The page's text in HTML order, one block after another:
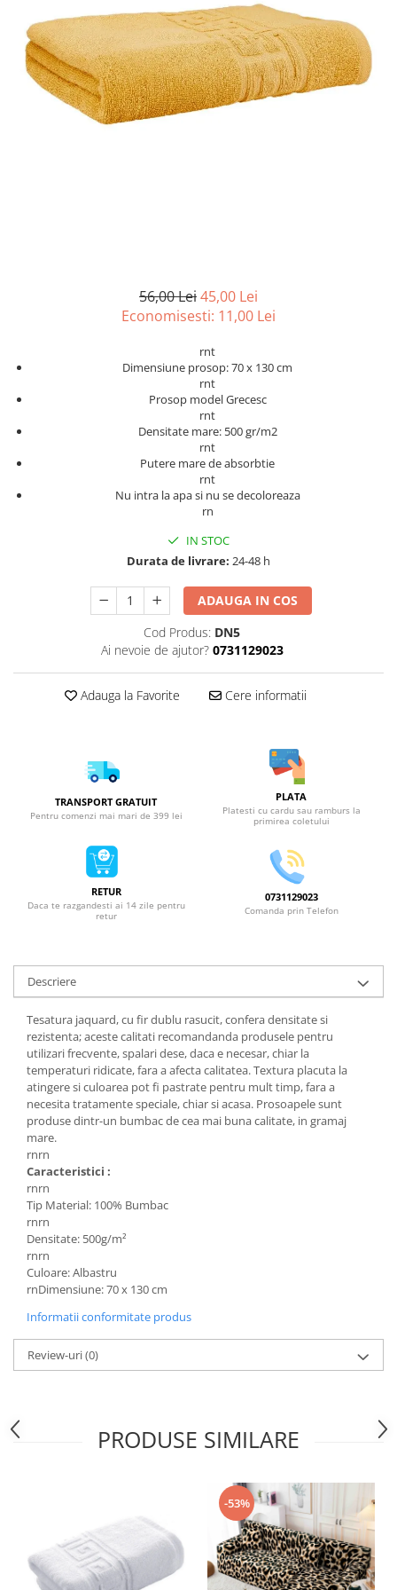
Lenjerii de pat Bumbac Poplin
Lenjerii de pat Catifea
Lenjerii de pat Damasc
Lenjerii de pat Finet + 2 Draperii
56,00 Lei45,00 Lei
Economisesti: 11,00 Lei
rnt
Dimensiune prosop: 70 x 130 cm
rnt
Prosop model Grecesc
rnt
Densitate mare: 500 gr/m2
rnt
Putere mare de absorbtie
rnt
Nu intra la apa si nu se decoloreaza
rn
IN STOC
Durata de livrare: 24-48 h
ADAUGA IN COS
Cod Produs: DN5
Ai nevoie de ajutor? 0731129023
Adauga la Favorite Cere informatii
TRANSPORT GRATUIT
Pentru comenzi mai mari de 399 lei
PLATA
Platesti cu cardu sau ramburs la
primirea coletului
RETUR
Daca te razgandesti ai 14 zile pentru
retur
0731129023
Comanda prin Telefon
Descriere
Tesatura jaquard, cu fir dublu rasucit, confera densitate si
rezistenta; aceste calitati recomandanda produsele pentru
utilizari frecvente, spalari dese, daca e necesar, chiar la
temperaturi ridicate, fara a afecta calitatea. Textura placuta la
atingere si culoarea pot fi pastrate pentru mult timp, fara a
necesita tratamente speciale, chiar si acasa. Prosoapele sunt
produse dintr-un bumbac de cea mai buna calitate, in gramaj
mare.
rnrn
Caracteristici :
rnrn
Tip Material: 100% Bumbac
rnrn
Densitate: 500g/m²
rnrn
Culoare: Albastru
rnDimensiune: 70 x 130 cm
Informatii conformitate produs
Review-uri(0)
PRODUSE SIMILARE
-53%